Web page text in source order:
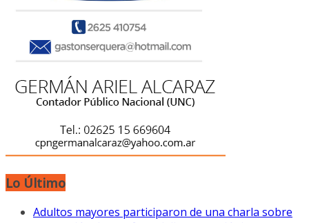
Lo Último
Adultos mayores participaron de una charla sobre